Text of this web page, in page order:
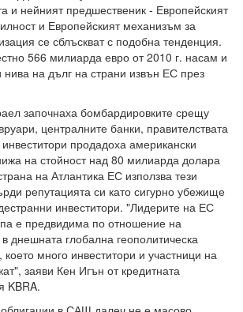
и нейният предшественик - Европейският
и Европейският механизъм за
се сблъскват с подобна тенденция.
566 милиарда евро от 2010 г. насам и
нива на дълг на страни извън ЕС през
започнаха бомбардировките срещу
централните банки, правителствата
продадоха американски
на стойност над 80 милиарда долара
на Атлантика ЕС използва тези
репутацията си като сигурно убежище
инвеститори. "Лидерите на ЕС
е предвидима по отношение на
днешната глобална геополитическа
много инвеститори и участници на
заяви Кен Игън от кредитната
KBRA.